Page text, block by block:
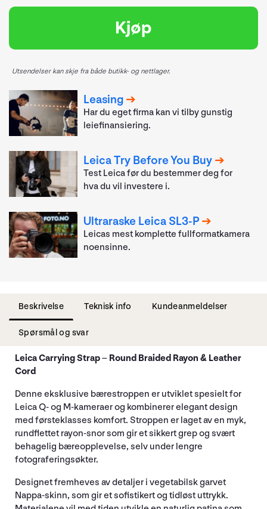
Kjøp
Utsendelser kan skje fra både butikk- og nettlager.
Leasing
Har du eget firma kan vi tilby gunstig
leiefinansiering.
Leica Try Before You Buy
Test Leica før du bestemmer deg for
hva du vil investere i.
Ultraraske Leica SL3-P
Leicas mest komplette fullformatkamera
noensinne.
Beskrivelse Teknisk info Kundeanmeldelser
Spørsmål og svar
Leica Carrying Strap – Round Braided Rayon & Leather
Cord
Denne eksklusive bærestroppen er utviklet spesielt for
Leica Q- og M-kameraer og kombinerer elegant design
med førsteklasses komfort. Stroppen er laget av en myk,
rundflettet rayon-snor som gir et sikkert grep og svært
behagelig bæreopplevelse, selv under lengre
fotograferingsøkter.
Designet fremheves av detaljer i vegetabilsk garvet
Nappa-skinn, som gir et sofistikert og tidløst uttrykk.